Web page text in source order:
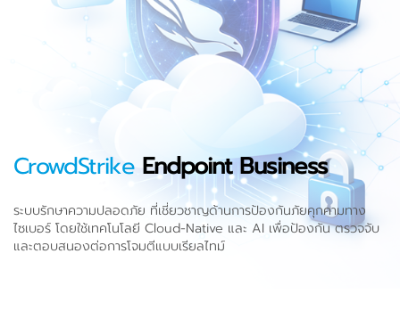
CrowdStrike Endpoint Business
ระบบรักษาความปลอดภัย ที่เชี่ยวชาญด้านการป้องกันภัยคุกคามทาง
ไซเบอร์ โดยใช้เทคโนโลยี Cloud-Native และ AI เพื่อป้องกัน ตรวจจับ
และตอบสนองต่อการโจมตีแบบเรียลไทม์